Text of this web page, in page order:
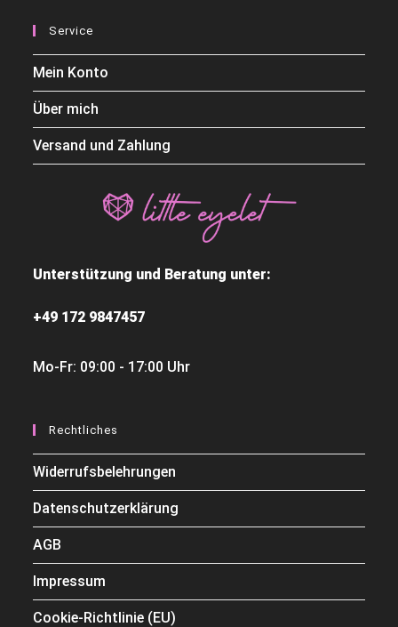
Service
Mein Konto
Über mich
Versand und Zahlung
Unterstützung und Beratung unter:
+49 172 9847457
Mo-Fr: 09:00 - 17:00 Uhr
Rechtliches
Widerrufsbelehrungen
Datenschutzerklärung
AGB
Impressum
Cookie-Richtlinie (EU)